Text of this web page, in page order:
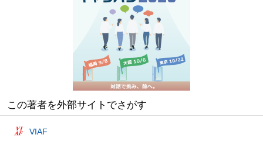
この著者を外部サイトでさがす
VIAF